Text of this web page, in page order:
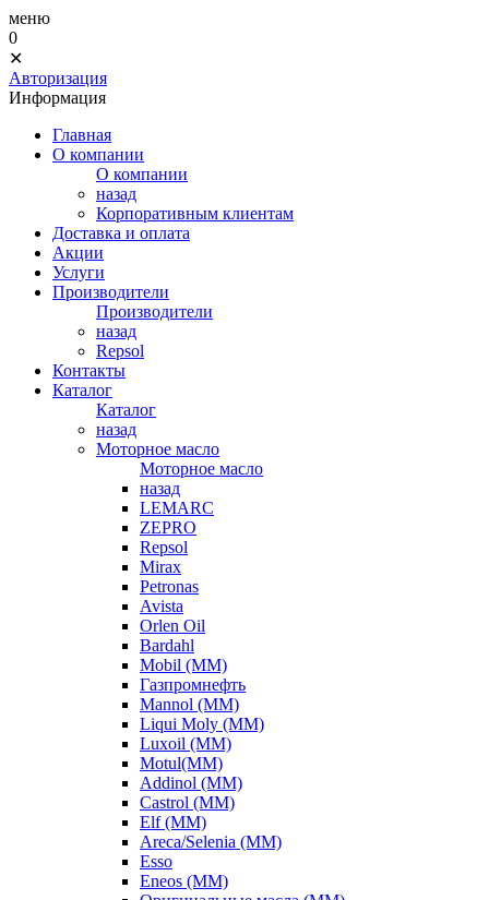
меню
0
✕
Авторизация
Информация
Главная
О компании
О компании
назад
Корпоративным клиентам
Доставка и оплата
Акции
Услуги
Производители
Производители
назад
Repsol
Контакты
Каталог
Каталог
назад
Моторное масло
Моторное масло
назад
LEMARC
ZEPRO
Repsol
Mirax
Petronas
Avista
Orlen Oil
Bardahl
Mobil (ММ)
Газпромнефть
Mannol (ММ)
Liqui Moly (ММ)
Luxoil (ММ)
Motul(ММ)
Addinol (ММ)
Castrol (ММ)
Elf (ММ)
Areca/Selenia (ММ)
Esso
Eneos (ММ)